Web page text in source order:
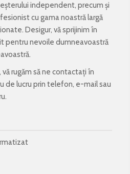
independent, precum și
cu gama noastră largă
Desigur, vă sprijinim în
pentru nevoile dumneavoastră
rugăm să ne contactați în
de lucru prin telefon, e-mail sau